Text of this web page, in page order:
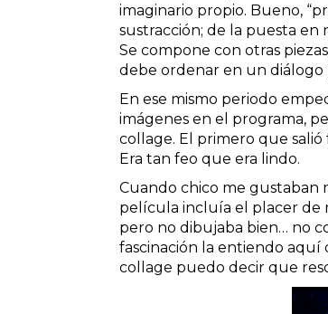
imaginario propio. Bueno,
sustracción; de la puesta
Se compone con otras
debe ordenar en un diálogo
En ese mismo periodo
imágenes en el programa,
collage. El primero que
Era tan feo que era lindo.
Cuando chico me gustaban
película incluía el placer de
pero no dibujaba bien… no
fascinación la entiendo aquí
collage puedo decir que